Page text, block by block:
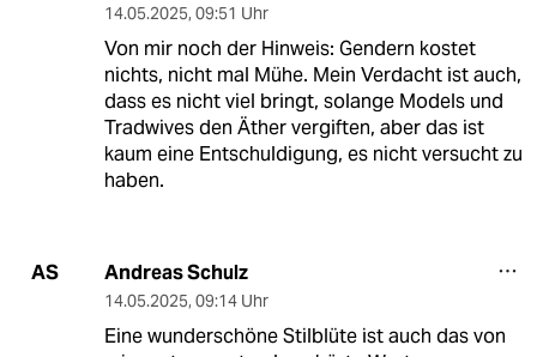
14.05.2025, 09:51 Uhr
Von mir noch der Hinweis: Gendern kostet
nichts, nicht mal Mühe. Mein Verdacht ist auch,
dass es nicht viel bringt, solange Models und
Tradwives den Äther vergiften, aber das ist
kaum eine Entschuldigung, es nicht versucht zu
haben.
AS Andreas Schulz
14.05.2025, 09:14 Uhr
Eine wunderschöne Stilblüte ist auch das von